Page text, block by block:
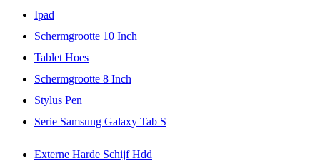
Ipad
Schermgrootte 10 Inch
Tablet Hoes
Schermgrootte 8 Inch
Stylus Pen
Serie Samsung Galaxy Tab S
Externe Harde Schijf Hdd